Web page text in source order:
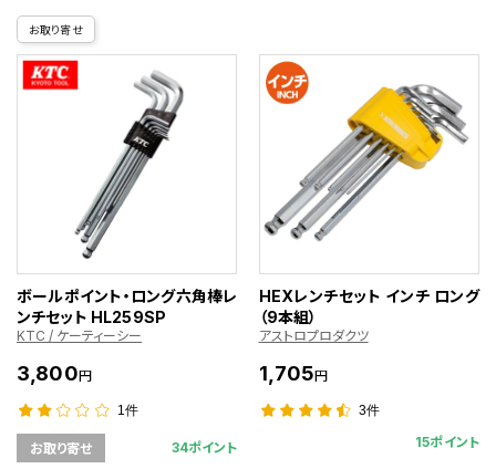
お取り寄せ
ボールポイント・ロング六角棒レ
ンチセット HL259SP
KTC / ケーティーシー
3,800円
1件
お取り寄せ 34ポイント
HEXレンチセット インチ ロング
（9本組）
アストロプロダクツ
1,705円
3件
15ポイント